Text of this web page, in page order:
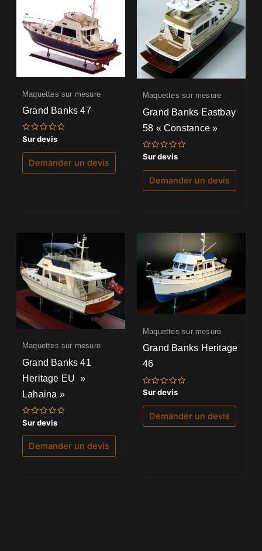
Maquettes sur mesure
Grand Banks 47
Note
0
sur
Sur devis
Demander un devis
Maquettes sur mesure
Grand Banks Eastbay
58 « Constance »
Note
0
sur
Sur devis
Demander un devis
Maquettes sur mesure
Grand Banks 41
Heritage EU »
Lahaina »
Note
0
sur
Sur devis
Demander un devis
Maquettes sur mesure
Grand Banks Heritage
46
Note
0
sur
Sur devis
Demander un devis